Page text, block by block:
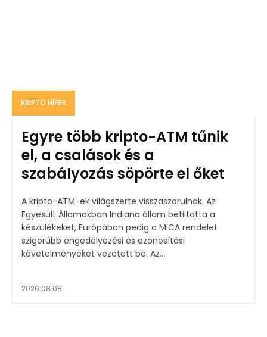
KRIPTO HÍREK
Egyre több kripto-ATM tűnik
el, a csalások és a
szabályozás söpörte el őket
A kripto-ATM-ek világszerte visszaszorulnak. Az
Egyesült Államokban Indiana állam betiltotta a
készülékeket, Európában pedig a MiCA rendelet
szigorúbb engedélyezési és azonosítási
követelményeket vezetett be. Az...
2026.08.08.